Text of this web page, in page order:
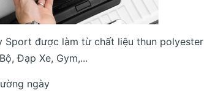
được làm từ chất liệu thun
Đạp Xe, Gym,...
ngày